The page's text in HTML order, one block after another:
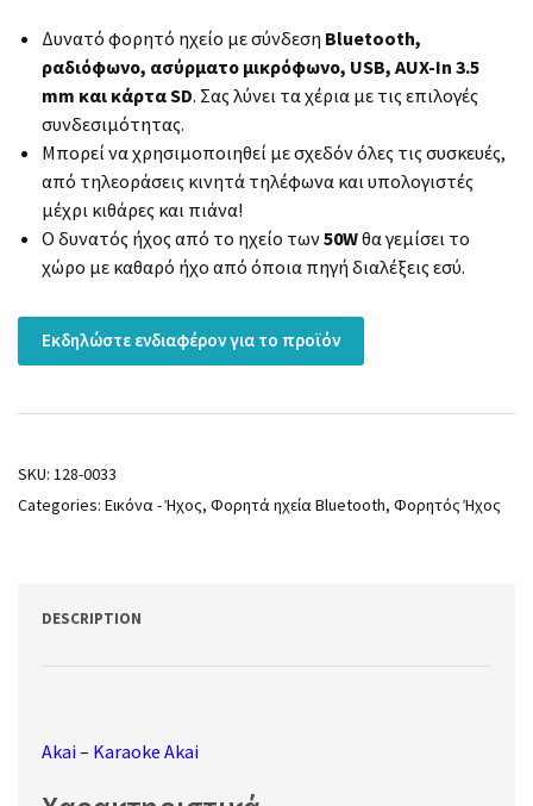
Δυνατό φορητό ηχείο με σύνδεση Bluetooth,
ραδιόφωνο, ασύρματο μικρόφωνο, USB, AUX-In 3.5
mm και κάρτα SD. Σας λύνει τα χέρια με τις επιλογές
συνδεσιμότητας.
Μπορεί να χρησιμοποιηθεί με σχεδόν όλες τις συσκευές,
από τηλεοράσεις κινητά τηλέφωνα και υπολογιστές
μέχρι κιθάρες και πιάνα!
Ο δυνατός ήχος από το ηχείο των50Wθα γεμίσει το
χώρο με καθαρό ήχο από όποια πηγή διαλέξεις εσύ.
Εκδηλώστε ενδιαφέρον για το προϊόν
SKU: 128-0033
Categories: Εικόνα - Ήχος, Φορητά ηχεία Bluetooth, Φορητός Ήχος
DESCRIPTION
Akai – Karaoke Akai